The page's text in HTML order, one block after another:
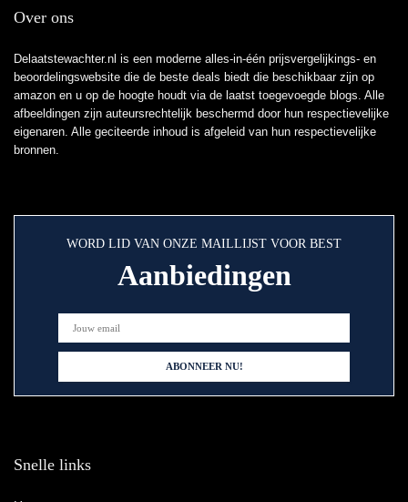
Over ons
Delaatstewachter.nl is een moderne alles-in-één prijsvergelijkings- en
beoordelingswebsite die de beste deals biedt die beschikbaar zijn op
amazon en u op de hoogte houdt via de laatst toegevoegde blogs. Alle
afbeeldingen zijn auteursrechtelijk beschermd door hun respectievelijke
eigenaren. Alle geciteerde inhoud is afgeleid van hun respectievelijke
bronnen.
WORD LID VAN ONZE MAILLIJST VOOR BEST
Aanbiedingen
Snelle links